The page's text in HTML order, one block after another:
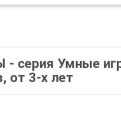
серия Умные
от 3-х лет